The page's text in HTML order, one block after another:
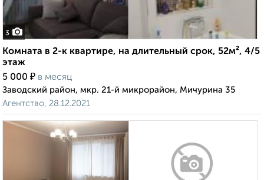
3
Комната в 2-к квартире, на длительный срок, 52м², 4/5
этаж
5 000 ₽ в месяц
Заводский район, мкр. 21-й микрорайон, Мичурина 35
Агентство, 28.12.2021